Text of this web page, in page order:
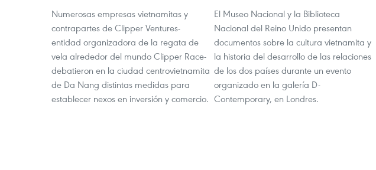
Numerosas empresas vietnamitas y
contrapartes de Clipper Ventures-
entidad organizadora de la regata de
vela alrededor del mundo Clipper Race-
debatieron en la ciudad centrovietnamita
de Da Nang distintas medidas para
establecer nexos en inversión y comercio.
El Museo Nacional y la Biblioteca
Nacional del Reino Unido presentan
documentos sobre la cultura vietnamita y
la historia del desarrollo de las relaciones
de los dos países durante un evento
organizado en la galería D-
Contemporary, en Londres.